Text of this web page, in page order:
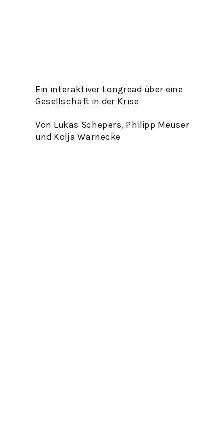
Ein interaktiver Longread über eine
Gesellschaft in der Krise
Von Lukas Schepers, Philipp Meuser
und Kolja Warnecke